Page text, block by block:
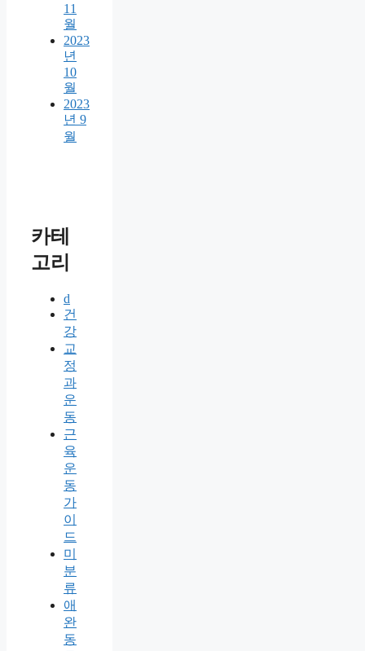
11
월
2023
년
10
월
2023
년 9
월
카테
고리
d
건
강
교
정
과
운
동
근
육
운
동
가
이
드
미
분
류
애
완
동